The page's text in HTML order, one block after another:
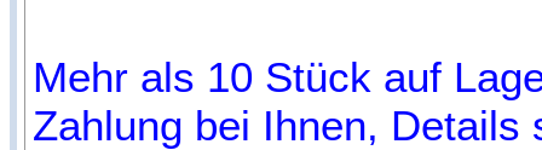
Mehr als 10 Stück auf
Zahlung bei Ihnen, Details